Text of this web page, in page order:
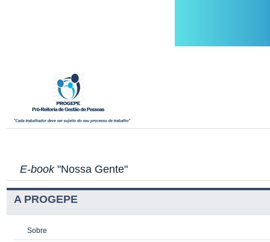
E-book"Nossa Gente"
A PROGEPE
Sobre